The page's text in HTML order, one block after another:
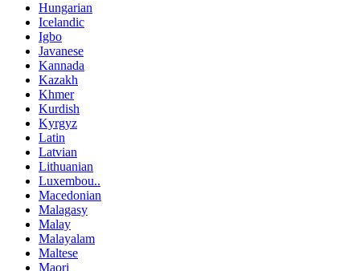
Hungarian
Icelandic
Igbo
Javanese
Kannada
Kazakh
Khmer
Kurdish
Kyrgyz
Latin
Latvian
Lithuanian
Luxembou..
Macedonian
Malagasy
Malay
Malayalam
Maltese
Maori